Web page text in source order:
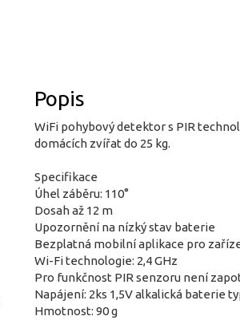
Popis
WiFi pohybový detektor s PIR
domácích zvířat do 25 kg.
Specifikace
Úhel záběru: 110°
Dosah až 12 m
Upozornění na nízký stav baterie
Bezplatná mobilní aplikace pro
Wi-Fi technologie: 2,4 GHz
Pro funkčnost PIR senzoru není
Napájení: 2ks 1,5V alkalická baterie
Hmotnost: 90 g